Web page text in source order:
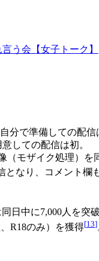
う会【女子トーク】
分で準備しての配信
しての配信は初。
モザイク処理）を
となり、コメント欄
日中に7,000人を突破
R18のみ）を獲得[13]